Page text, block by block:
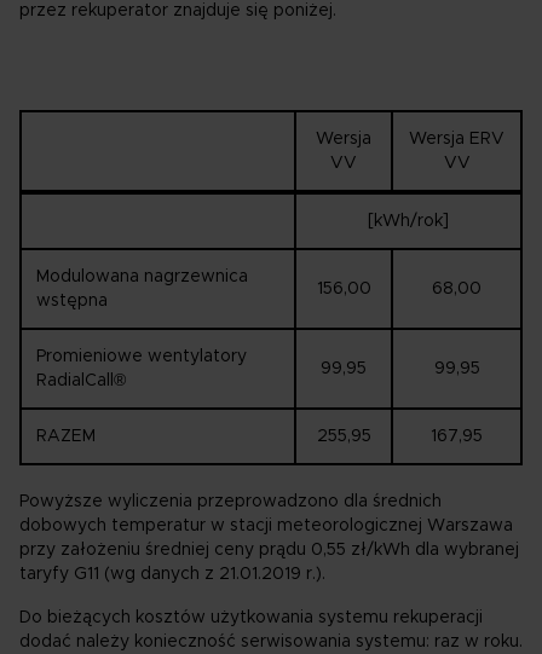
przez rekuperator znajduje się poniżej.
Wersja
VV
Wersja ERV
VV
[kWh/rok]
Modulowana nagrzewnica
wstępna
156,00 68,00
Promieniowe wentylatory
RadialCall®
99,95 99,95
RAZEM 255,95 167,95
Powyższe wyliczenia przeprowadzono dla średnich
dobowych temperatur w stacji meteorologicznej Warszawa
przy założeniu średniej ceny prądu 0,55 zł/kWh dla wybranej
taryfy G11 (wg danych z 21.01.2019 r.).
Do bieżących kosztów użytkowania systemu rekuperacji
dodać należy konieczność serwisowania systemu: raz w roku.